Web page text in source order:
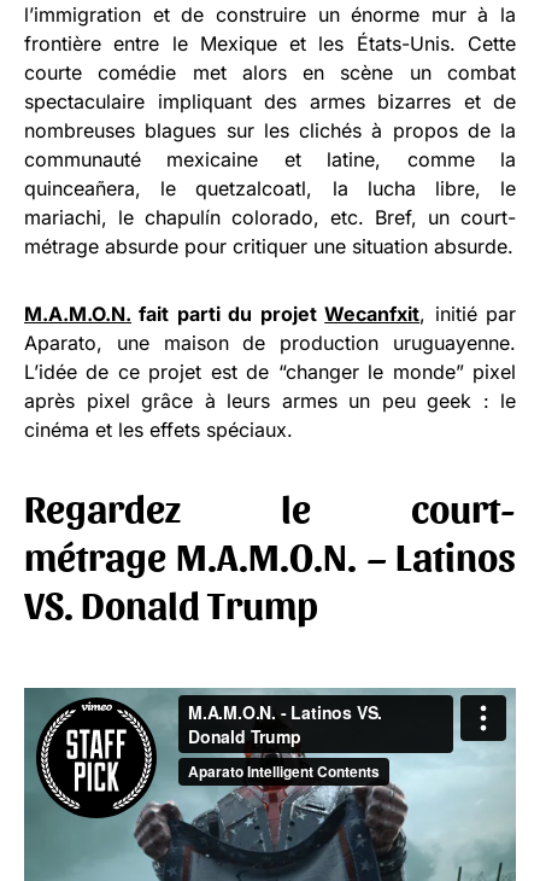
l’immigration et de construire un énorme mur à la
frontière entre le Mexique et les États-Unis. Cette
courte comédie met alors en scène un combat
spectaculaire impliquant des armes bizarres et de
nombreuses blagues sur les clichés à propos de la
communauté mexicaine et latine, comme la
quinceañera, le quetzalcoatl, la lucha libre, le
mariachi, le chapulín colorado, etc. Bref, un court-
métrage absurde pour critiquer une situation absurde.
M.A.M.O.N. fait parti du projetWecanfxit, initié par
Aparato, une maison de production uruguayenne.
L’idée de ce projet est de “changer le monde” pixel
après pixel grâce à leurs armes un peu geek : le
cinéma et les effets spéciaux.
Regardez le court-
métrage M.A.M.O.N. – Latinos
VS. Donald Trump